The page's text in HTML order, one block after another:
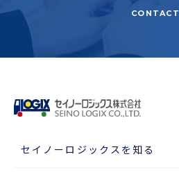
CONTACT
セイノーロジックスを知る